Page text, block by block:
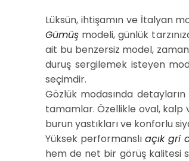
Lüksün, ihtişamın ve İtalyan
Gümüş modeli, günlük
ait bu benzersiz model,
duruş sergilemek isteyen
seçimdir.
Gözlük modasında
tamamlar. Özellikle oval, kalp
burun yastıkları ve konforlu
Yüksek performanslı açık gri
hem de net bir görüş kalitesi